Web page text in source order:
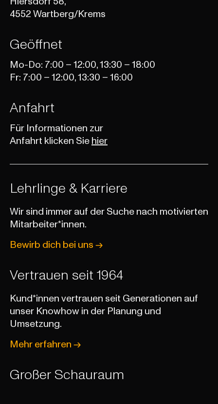
4552 Wartberg/Krems
Geöffnet
Mo-Do: 7:00 – 12:00, 13:30 – 18:00
Fr: 7:00 – 12:00, 13:30 – 16:00
Anfahrt
Für Informationen zur
Anfahrt klicken Siehier
Lehrlinge & Karriere
Wir sind immer auf der Suche nach motivierten
Mitarbeiter*innen.
Bewirb dich bei uns
Vertrauen seit 1964
Kund*innen vertrauen seit Generationen auf
unser Knowhow in der Planung und
Umsetzung.
Mehr erfahren
Großer Schauraum